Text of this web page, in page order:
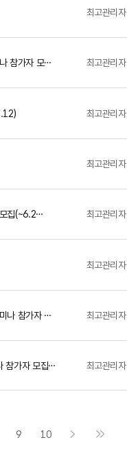
최고관리자
참가자 모집
최고관리자
최고관리자
최고관리자
집(~6.2… 최고관리자
최고관리자
나 참가자 모
최고관리자
참가자 모집… 최고관리자
9 10